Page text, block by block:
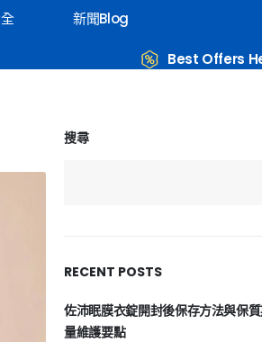
新聞Blog
Best Offers
搜尋
RECENT POSTS
佐沛眠膜衣錠開封後保存方法與保
量維護要點